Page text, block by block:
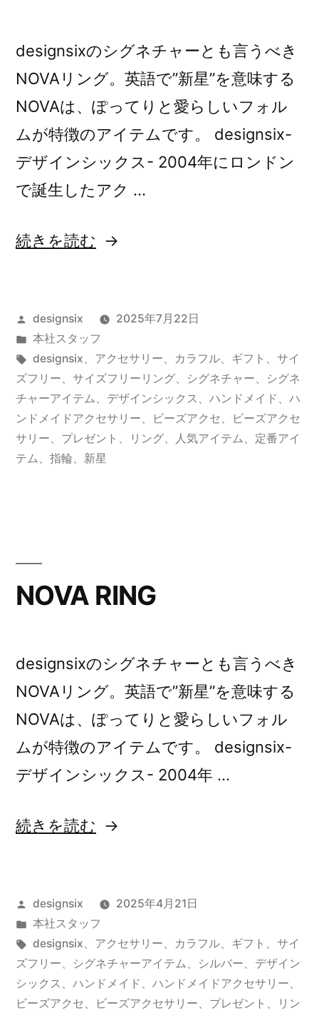
designsixのシグネチャーとも言うべき
NOVAリング。英語で”新星”を意味する
NOVAは、ぽってりと愛らしいフォル
ムが特徴のアイテムです。 designsix-
デザインシックス- 2004年にロンドン
で誕生したアク …
“NOVA
続きを読む
投
稿
者:
designsix
2025年7月22日
カ
テ
ゴ
リ
ー:
本社スタッフ
タ
グ:
designsix、 アクセサリー、 カラフル、 ギフト 、 サイ
ズフリー、 サイズフリーリング、 シグネチャー、
シグネ
チャーアイテム、 デザインシックス 、 ハンドメイド 、 ハ
ンドメイドアクセサリー、 ビーズアクセ、
ビーズアクセ
サリー、 プレゼント 、 リング、 人気アイテム、 定番アイ
テム、 指輪、 新星
NOVA RING
designsixのシグネチャーとも言うべき
NOVAリング。英語で”新星”を意味する
NOVAは、ぽってりと愛らしいフォル
ムが特徴のアイテムです。 designsix-
デザインシックス- 2004年 …
“NOVA
続きを読む
投
稿
者:
designsix
2025年4月21日
カ
テ
ゴ
リ
ー:
本社スタッフ
タ
グ:
designsix、 アクセサリー、 カラフル、 ギフト 、 サイ
ズフリー、 シグネチャーアイテム、 シルバー、 デザイン
シックス 、 ハンドメイド 、 ハンドメイドアクセサリー、
ビーズアクセ、 ビーズアクセサリー、 プレゼント 、 リン